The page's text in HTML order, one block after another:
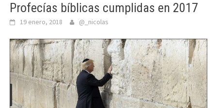
Profecías bíblicas cumplidas en 2017
19 enero, 2018 @_nicolas